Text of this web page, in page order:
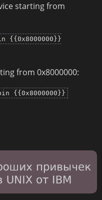
starting from
{{0x8000000}}
from 0x8000000:
{{0x8000000}}